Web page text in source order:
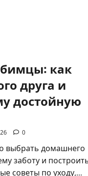
как
друга и
достойную
0
выбрать домашнего
заботу и
советы по уходу,...